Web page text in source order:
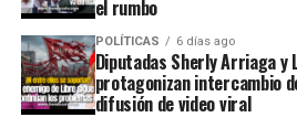
el rumbo
POLÍTICAS 6 días ago
Diputadas Sherly Arriaga y
protagonizan intercambio
difusión de video viral